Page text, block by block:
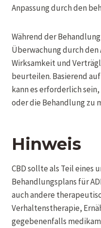
Anpassung durch den
Während der
Überwachung durch
Wirksamkeit und
beurteilen. Basierend
kann es erforderlich
oder die Behandlung zu
Hinweis
CBD sollte als Teil eines
Behandlungsplans für
auch andere
Verhaltenstherapie,
gegebenenfalls